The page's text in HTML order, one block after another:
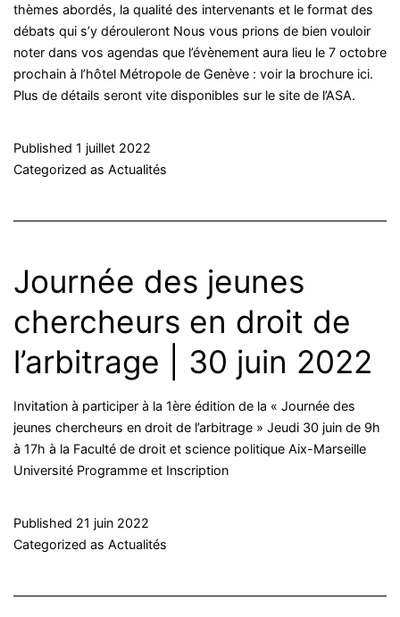
thèmes abordés, la qualité des intervenants et le format des
débats qui s’y dérouleront Nous vous prions de bien vouloir
noter dans vos agendas que l’évènement aura lieu le 7 octobre
prochain à l’hôtel Métropole de Genève : voir la brochure ici.
Plus de détails seront vite disponibles sur le site de l’ASA.
Published 1 juillet 2022
Categorized as Actualités
Journée des jeunes
chercheurs en droit de
l’arbitrage | 30 juin 2022
Invitation à participer à la 1ère édition de la « Journée des
jeunes chercheurs en droit de l’arbitrage » Jeudi 30 juin de 9h
à 17h à la Faculté de droit et science politique Aix-Marseille
Université Programme et Inscription
Published 21 juin 2022
Categorized as Actualités